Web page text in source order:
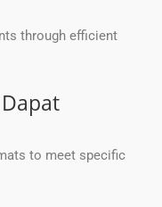
through efficient
to meet specific